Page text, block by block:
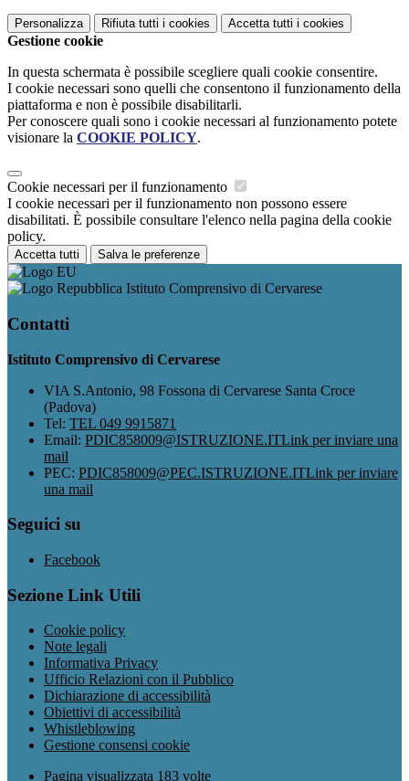
Personalizza Rifiuta tutti i cookies Accetta tutti i cookies
Gestione cookie
In questa schermata è possibile scegliere quali cookie consentire.
I cookie necessari sono quelli che consentono il funzionamento della
piattaforma e non è possibile disabilitarli.
Per conoscere quali sono i cookie necessari al funzionamento potete
visionare la COOKIE POLICY.
Cookie necessari per il funzionamento
I cookie necessari per il funzionamento non possono essere
disabilitati. È possibile consultare l'elenco nella pagina della cookie
policy.
Accetta tutti Salva le preferenze
Istituto Comprensivo di Cervarese
Contatti
Istituto Comprensivo di Cervarese
VIA S.Antonio, 98 Fossona di Cervarese Santa Croce
(Padova)
Tel: TEL 049 9915871
Email: PDIC858009@ISTRUZIONE.ITLink per inviare una
mail
PEC: PDIC858009@PEC.ISTRUZIONE.ITLink per inviare
una mail
Seguici su
Facebook
Sezione Link Utili
Cookie policy
Note legali
Informativa Privacy
Ufficio Relazioni con il Pubblico
Dichiarazione di accessibilità
Obiettivi di accessibilità
Whistleblowing
Gestione consensi cookie
Pagina visualizzata 183 volte